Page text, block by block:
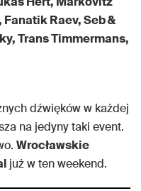
Fanatik Raev, Seb &
Trans Timmermans,
dźwięków w każdej
na jedyny taki event.
Wrocławskie
już w ten weekend.